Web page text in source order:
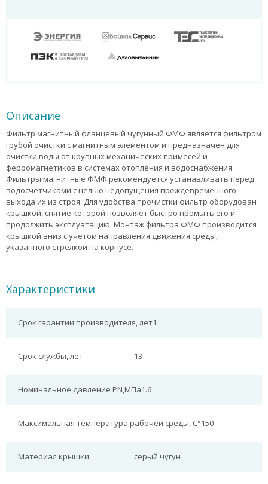
Описание
Фильтр магнитный фланцевый чугунный ФМФ является фильтром
грубой очистки с магнитным элементом и предназначен для
очистки воды от крупных механических примесей и
ферромагнетиков в системах отопления и водоснабжения.
Фильтры магнитные ФМФ рекомендуется устанавливать перед
водосчетчиками с целью недопущения преждевременного
выхода их из строя. Для удобства прочистки фильтр оборудован
крышкой, снятие которой позволяет быстро промыть его и
продолжить эксплуатацию. Монтаж фильтра ФМФ производится
крышкой вниз с учетом направления движения среды,
указанного стрелкой на корпусе.
Характеристики
Срок гарантии производителя, лет1
Срок службы, лет 13
Номинальное давление PN,МПа1.6
Максимальная температура рабочей среды, С°150
Материал крышки серый чугун